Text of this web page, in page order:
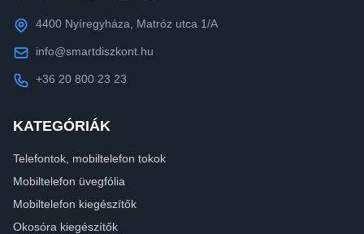
4400 Nyíregyháza, Matróz utca 1/A
info@smartdiszkont.hu
+36 20 800 23 23
KATEGÓRIÁK
Telefontok, mobiltelefon tokok
Mobiltelefon üvegfólia
Mobiltelefon kiegészítők
Okosóra kiegészítők